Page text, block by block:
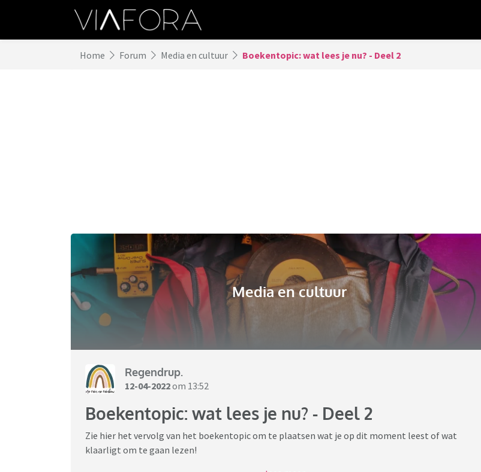
Home Forum Media en cultuur Boekentopic: wat lees je nu? - Deel 2
Media en cultuur
Regendrup.
12-04-2022om 13:52
Boekentopic: wat lees je nu? - Deel 2
Zie hier het vervolg van het boekentopic om te plaatsen wat je op dit moment leest of wat
klaarligt om te gaan lezen!